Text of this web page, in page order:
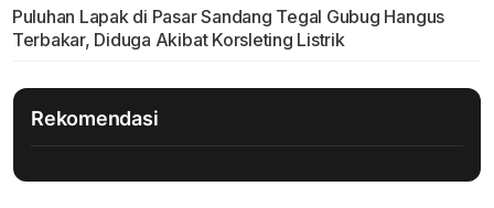
Puluhan Lapak di Pasar Sandang Tegal Gubug Hangus
Terbakar, Diduga Akibat Korsleting Listrik
Rekomendasi